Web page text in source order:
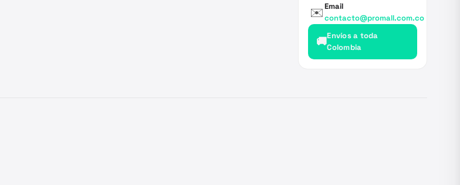
✉️Email
contacto@promall.com.co
🚚Envíos a toda
Colombia